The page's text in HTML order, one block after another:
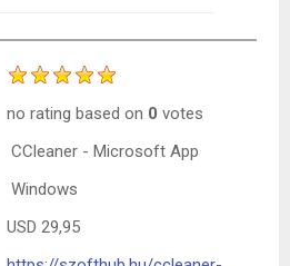
no rating based on 0 votes
CCleaner - Microsoft App
Windows
USD 29,95